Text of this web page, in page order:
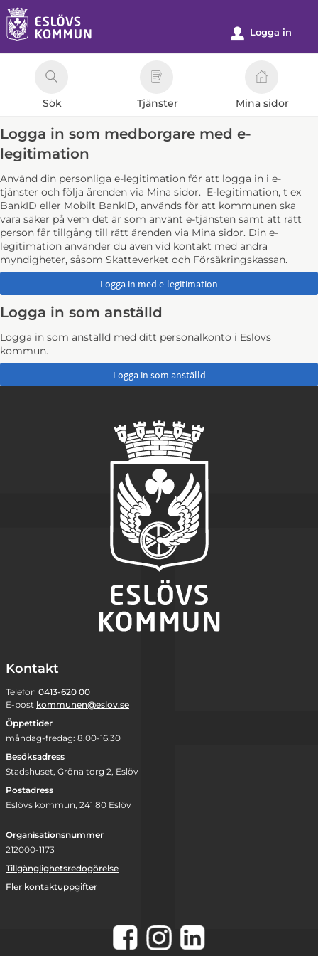
Välkommen
till
e-
tjänster
Eslövs
kommun
Sök Tjänster Mina sidor
u Logga in
Logga in som medborgare med e-
legitimation
Använd din personliga e-legitimation för att logga in i e-
tjänster och följa ärenden via Mina sidor. E-legitimation, t ex
BankID eller Mobilt BankID, används för att kommunen ska
vara säker på vem det är som använt e-tjänsten samt att rätt
person får tillgång till rätt ärenden via Mina sidor. Din e-
legitimation använder du även vid kontakt med andra
myndigheter, såsom Skatteverket och Försäkringskassan.
Logga in som anställd
Logga in som anställd med ditt personalkonto i Eslövs
kommun.
Kontakt
Telefon 0413-620 00
E-post kommunen@eslov.se
Öppettider
måndag-fredag: 8.00-16.30
Besöksadress
Stadshuset, Gröna torg 2, Eslöv
Postadress
Eslövs kommun, 241 80 Eslöv
Organisationsnummer
212000-1173
Tillgänglighetsredogörelse
Fler kontaktuppgifter
Facebook
Instagram